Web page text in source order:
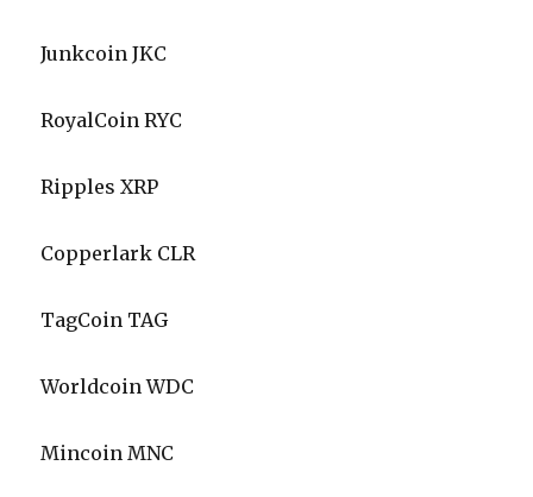
Junkcoin JKC
RoyalCoin RYC
Ripples XRP
Copperlark CLR
TagCoin TAG
Worldcoin WDC
Mincoin MNC